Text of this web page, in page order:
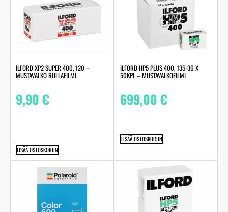
ILFORD XP2 SUPER 400, 120 –
MUSTAVALKO RULLAFILMI
9,90€
LISÄÄ OSTOSKORIIN
ILFORD HP5 PLUS 400, 135-36 X
50KPL – MUSTAVALKOFILMI
699,00€
LISÄÄ OSTOSKORIIN